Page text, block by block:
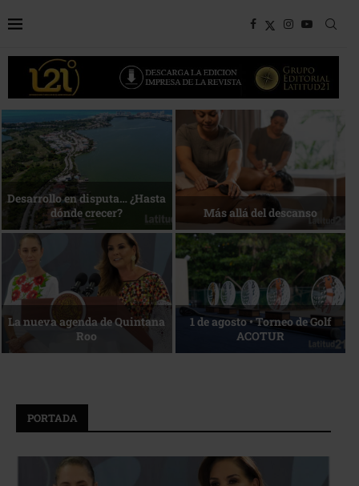
Bottega, un viaje servido a la
mesa
Energía que Impulsa la
competitividad
Reconocimiento de viajeros La esencia del servicio
PORTADA